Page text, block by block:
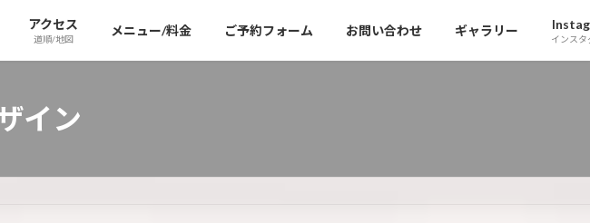
アクセス
道順/地図
メニュー/料金 ご予約フォーム お問い合わせ ギャラリー
インスタ
イン